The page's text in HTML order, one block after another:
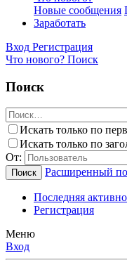
Новые сообщения
Заработать
Вход Регистрация
Что нового? Поиск
Поиск
Искать только по
Искать только по
От:
Поиск Расширенный
Последняя
Регистрация
Меню
Вход